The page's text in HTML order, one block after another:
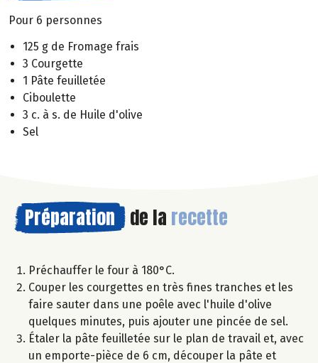
Pour 6 personnes
125 g de Fromage frais
3 Courgette
1 Pâte feuilletée
Ciboulette
3 c. à s. de Huile d'olive
Sel
Préparation de la recette
Préchauffer le four à 180°C.
Couper les courgettes en très fines tranches et les
faire sauter dans une poêle avec l'huile d'olive
quelques minutes, puis ajouter une pincée de sel.
Étaler la pâte feuilletée sur le plan de travail et, avec
un emporte-pièce de 6 cm, découper la pâte et